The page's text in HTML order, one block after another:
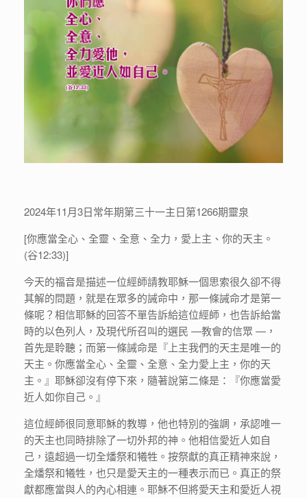
2024年11月3日常年期第三十一主日第1266期靈泉
[你應當全心、全靈、全意、全力，愛上主、你的天主。
(谷12:33)]
今天的福音是描述一位經師請教耶穌一個思索很久卻不得
其解的問題，就是在眾多的誡命中，那一條誡命才是第一
條呢？相信耶穌的回答不單告訴給這位經師，也告訴給當
時的以色列人，及現代所召叫的選民 —教會的信眾 —，
首先是聆聽；而第一條誡命是『上主我們的天主是唯一的
天主。你應當全心、全靈、全意、全力愛上主，你的天
主。』耶穌卻沒有停下來，隨著說第二條是：『你應當愛
近人如你自己。』
這位經師很同意耶穌的教導，他也特別的強調，承認唯一
的天主也同時排除了一切外邦的神。他相信愛近人如自
己，遠超過一切全燔祭和犧牲。按祭獻的真正精神來說，
全燔祭和犧牲，也只是愛天主的一種表示而已。真正的祭
獻都應當與人的內心相連。耶穌不但將愛天主和愛近人視